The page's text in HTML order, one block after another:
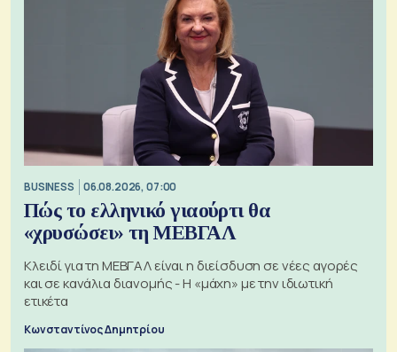
BUSINESS 06.08.2026, 07:00
Πώς το ελληνικό γιαούρτι θα
«χρυσώσει» τη ΜΕΒΓΑΛ
Κλειδί για τη ΜΕΒΓΑΛ είναι η διείσδυση σε νέες αγορές
και σε κανάλια διανομής - Η «μάχη» με την ιδιωτική
ετικέτα
Κωνσταντίνος Δημητρίου